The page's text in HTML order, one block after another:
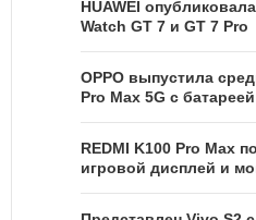
HUAWEI
Watch GT 7 и GT 7 Pro
OPPO выпустила
Pro Max 5G с
REDMI K100 Pro Max
игровой дисплей и